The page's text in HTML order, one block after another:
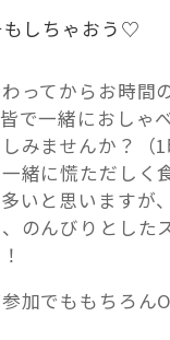
もしちゃおう♡
ってからお時間
で一緒におしゃ
みませんか？（1
緒に慌ただしく
いと思いますが
のんびりとした
加でももちろん